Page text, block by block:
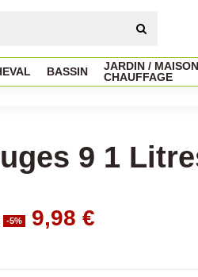
BASSIN
JARDIN /
CHAUFFAGE
9 1
-5% 9,98 €